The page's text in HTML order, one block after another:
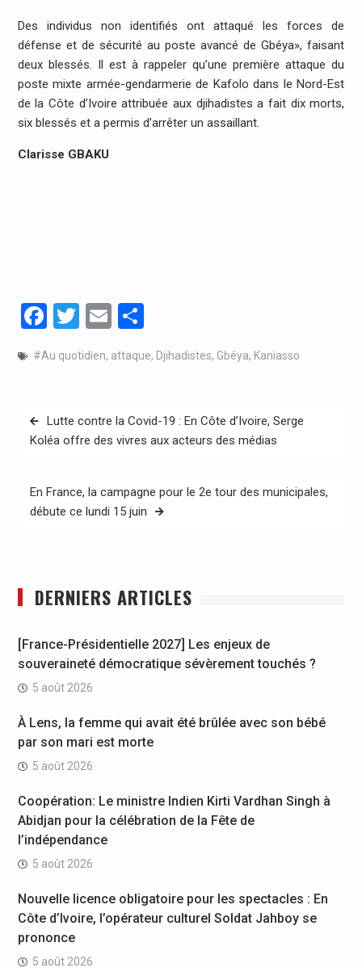
Des individus non identifiés ont attaqué les forces de
défense et de sécurité au poste avancé de Gbéya», faisant
deux blessés. Il est à rappeler qu’une première attaque du
poste mixte armée-gendarmerie de Kafolo dans le Nord-Est
de la Côte d’Ivoire attribuée aux djihadistes a fait dix morts,
six blessés et a permis d’arrêter un assaillant.
Clarisse GBAKU
Facebook
Twitter
EmailPartager
#Au quotidien, attaque, Djihadistes, Gbéya, Kaniasso
Navigation
de
Lutte contre la Covid-19 : En Côte d’Ivoire, Serge
Koléa offre des vivres aux acteurs des médias
En France, la campagne pour le 2e tour des municipales,
débute ce lundi 15 juin
DERNIERS ARTICLES
[France-Présidentielle 2027] Les enjeux de
souveraineté démocratique sévèrement touchés ?
5 août 2026
À Lens, la femme qui avait été brûlée avec son bébé
par son mari est morte
5 août 2026
Coopération: Le ministre Indien Kirti Vardhan Singh à
Abidjan pour la célébration de la Fête de
l’indépendance
5 août 2026
Nouvelle licence obligatoire pour les spectacles : En
Côte d’Ivoire, l’opérateur culturel Soldat Jahboy se
prononce
5 août 2026